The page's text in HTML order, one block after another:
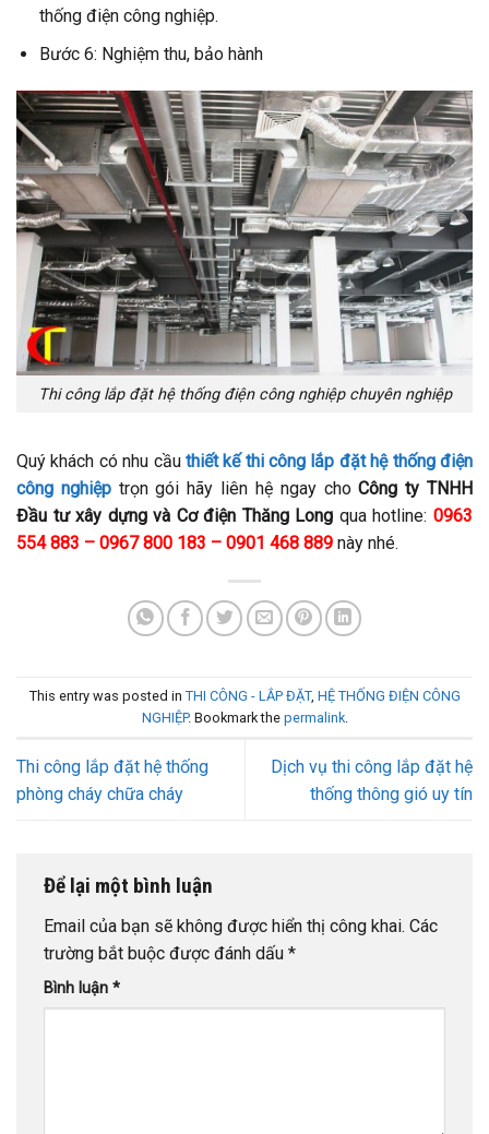
thống điện công nghiệp.
Bước 6: Nghiệm thu, bảo hành
Thi công lắp đặt hệ thống điện công nghiệp chuyên nghiệp
Quý khách có nhu cầu thiết kế thi công lắp đặt hệ thống điện
công nghiệptrọn gói hãy liên hệ ngay choCông ty TNHH
Đầu tư xây dựng và Cơ điện Thăng Long qua hotline:0963
554 883 – 0967 800 183 – 0901 468 889 này nhé.
This entry was posted in THI CÔNG - LẮP ĐẶT, HỆ THỐNG ĐIỆN CÔNG
NGHIỆP. Bookmark the permalink.
Thi công lắp đặt hệ thống
phòng cháy chữa cháy
Dịch vụ thi công lắp đặt hệ
thống thông gió uy tín
Để lại một bình luận
Email của bạn sẽ không được hiển thị công khai. Các
trường bắt buộc được đánh dấu *
Bình luận *